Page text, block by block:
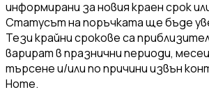
информирани за новия краен срок
Статусът на поръчката ще бъде
Тези крайни срокове са
варират в празнични периоди,
търсене и/или по причини извън
Home.